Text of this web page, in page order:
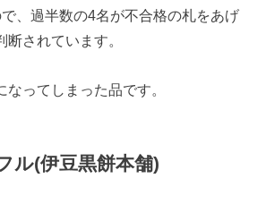
、過半数の4名が不合格の札をあげ
されています。
ってしまった品です。
ル(伊豆黒餅本舗)